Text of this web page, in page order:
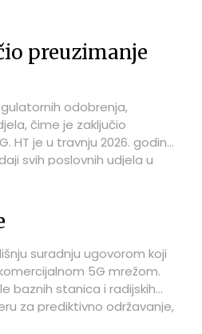
preuzimanje
odobrenja,
čime je zaključio
HT je u travnju 2026. godine
svih poslovnih udjela u
suradnju ugovorom koji
5G mrežom.
baznih stanica i radijskih
za prediktivno održavanje,